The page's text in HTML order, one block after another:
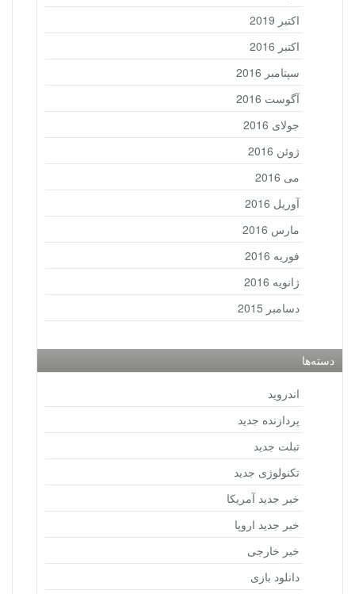
اکتبر 2019
اکتبر 2016
سپتامبر 2016
آگوست 2016
جولای 2016
ژوئن 2016
می 2016
آوریل 2016
مارس 2016
فوریه 2016
ژانویه 2016
دسامبر 2015
دسته‌ها
اندروید
پردازنده جدید
تبلت جدید
تکنولوژی جدید
خبر جدید آمریکا
خبر جدید اروپا
خبر خارجی
دانلود بازی